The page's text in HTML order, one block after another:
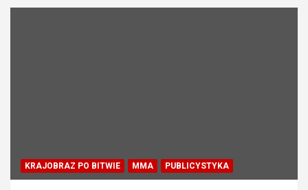
KRAJOBRAZ PO BITWIE MMA PUBLICYSTYKA